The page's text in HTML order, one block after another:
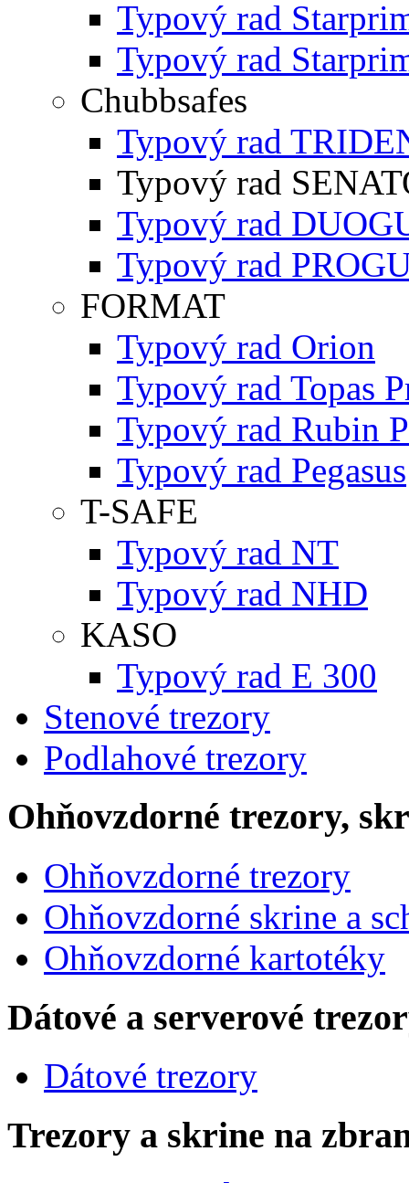
Typový rad
Typový rad
Chubbsafes
Typový rad
Typový rad
Typový rad
Typový rad
FORMAT
Typový rad Orion
Typový rad Topas
Typový rad Rubin
Typový rad Pegasus
T-SAFE
Typový rad NT
Typový rad NHD
KASO
Typový rad E 300
Stenové trezory
Podlahové trezory
Ohňovzdorné trezory,
Ohňovzdorné trezory
Ohňovzdorné skrine a
Ohňovzdorné kartotéky
Dátové a serverové
Dátové trezory
Trezory a skrine na